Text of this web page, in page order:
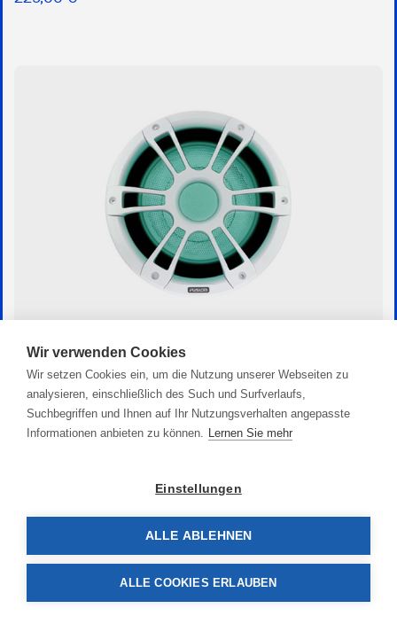
Marine Subwoofer SG 10“
329,00 €
Wir verwenden Cookies
Wir setzen Cookies ein, um die Nutzung unserer Webseiten zu
analysieren, einschließlich des Such und Surfverlaufs,
Suchbegriffen und Ihnen auf Ihr Nutzungsverhalten angepasste
Informationen anbieten zu können. Lernen Sie mehr
Einstellungen
ALLE ABLEHNEN
ALLE COOKIES ERLAUBEN